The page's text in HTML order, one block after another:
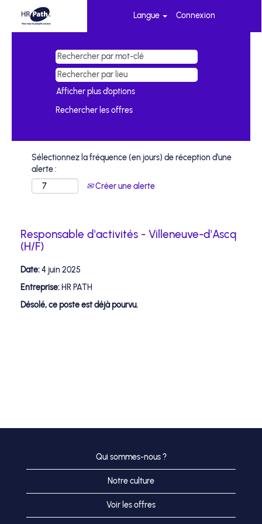
Langue Connexion
Afficher plus d’options
Sélectionnez la fréquence (en jours) de réception d’une
alerte :
Créer une alerte
Responsable d'activités - Villeneuve-d'Ascq
(H/F)
Date:4 juin 2025
Entreprise: HR PATH
Désolé, ce poste est déjà pourvu.
Qui sommes-nous ?
Notre culture
Voir les offres